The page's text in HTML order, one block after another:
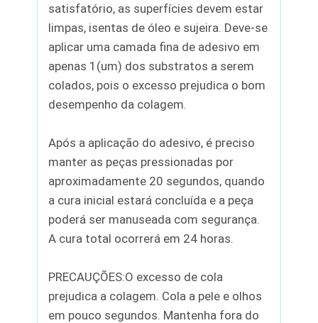
satisfatório, as superfícies devem estar
limpas, isentas de óleo e sujeira. Deve-se
aplicar uma camada fina de adesivo em
apenas 1(um) dos substratos a serem
colados, pois o excesso prejudica o bom
desempenho da colagem.
Após a aplicação do adesivo, é preciso
manter as peças pressionadas por
aproximadamente 20 segundos, quando
a cura inicial estará concluída e a peça
poderá ser manuseada com segurança.
A cura total ocorrerá em 24 horas.
PRECAUÇÕES:O excesso de cola
prejudica a colagem. Cola a pele e olhos
em pouco segundos. Mantenha fora do